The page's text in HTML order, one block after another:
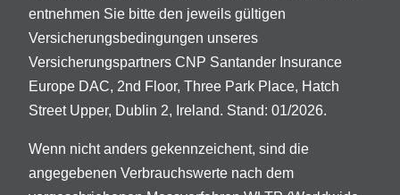
entnehmen Sie bitte den jeweils gültigen
Versicherungsbedingungen unseres
Versicherungspartners CNP Santander Insurance
Europe DAC, 2nd Floor, Three Park Place, Hatch
Street Upper, Dublin 2, Ireland. Stand: 01/2026.
Wenn nicht anders gekennzeichent, sind die
angegebenen Verbrauchswerte nach dem